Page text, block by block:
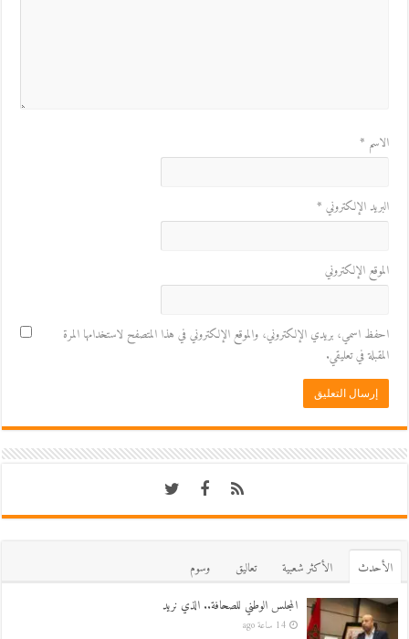
الاسم *
البريد الإلكتروني *
الموقع الإلكتروني
احفظ اسمي، بريدي الإلكتروني، والموقع الإلكتروني في هذا المتصفح لاستخدامها المرة
المقبلة في تعليقي.
اﻷحدث اﻷكثر شعبية تعاليق
وسوم
المجلس الوطني للصحافة.. الذي نريد
14 ساعة ago